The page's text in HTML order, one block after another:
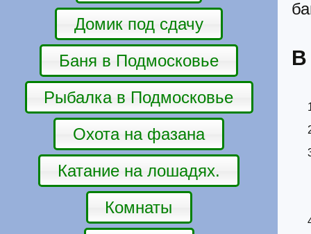
Домик под сдачу
Баня в Подмосковье
Рыбалка в Подмосковье
Охота на фазана
Катание на лошадях.
Комнаты
В